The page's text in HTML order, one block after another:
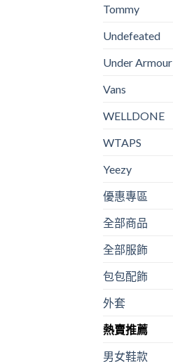
Tommy
Undefeated
Under Armour
Vans
WELLDONE
WTAPS
Yeezy
優惠專區
全部商品
全部服飾
包包配飾
外套
熱賣推薦
男女鞋款